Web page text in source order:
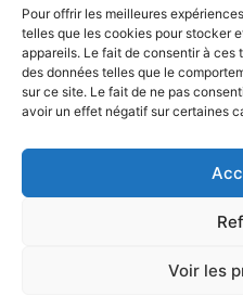
Pour offrir les meilleures
telles que les cookies pour stocker
appareils. Le fait de consentir à
des données telles que le
sur ce site. Le fait de ne pas
avoir un effet négatif sur certaines
Voir les
Paray TV
Agenda